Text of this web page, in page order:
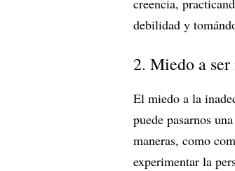
creencia,
debilidad y
2. Miedo a
El miedo a la
puede pasarnos
maneras, como
experimentar la